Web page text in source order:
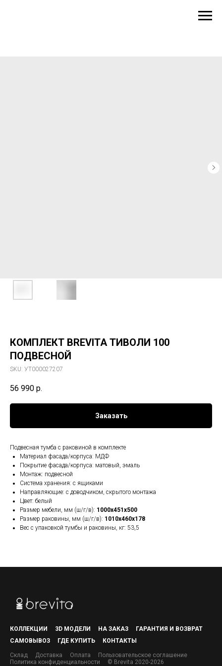
КОМПЛЕКТ BREVITA ТИВОЛИ 100
ПОДВЕСНОЙ
SKU: УТ000027207
56 990 р.
Заказать
Подвесная тумба с раковиной в комплекте
Материал фасада/корпуса: МДФ
Покрытие фасада/корпуса: матовый, эмаль
Монтаж: подвесной
Система хранения: с ящиками
Направляющие: с доводчиком, скрытого монтажа
Цвет: белый
Размер мебели, мм (ш/г/в): 1000x451x500
Размер раковины, мм (ш/г/в): 1010x460x178
Вес с упаковкой тумбы и раковины, кг: 53,5
КОЛЛЕКЦИИ 3D МОДЕЛИ НА ЗАКАЗ
ГАРАНТИЯ И ВОЗВРАТ
САМОВЫВОЗ
ГДЕ КУПИТЬ КОНТАКТЫ
Склад Доставка Оплата
Пользовательское соглашение
Политика конфиденциальности
© Brevita 2020-2026